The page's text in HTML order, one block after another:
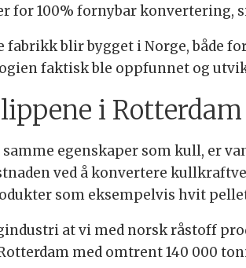
100% fornybar konvertering,
blir bygget i Norge, både
faktisk ble oppfunnet og
i Rotterdam
egenskaper som kull, er
ved å konvertere
som eksempelvis hvit
at vi med norsk råstoff
med omtrent 140 000